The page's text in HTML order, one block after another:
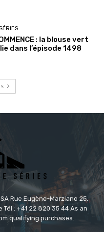
: la blouse vert
dans l’épisode 1498
Rue Eugène-Marziano 25,
Tél : +41 22 820 35 44 As an
qualifying purchases.